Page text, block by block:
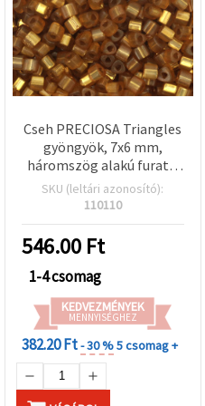
Cseh PRECIOSA Triangles
gyöngyök, 7x6 mm,
háromszög alakú furat 2
mm, aranyszín,
ezüstszínű belsővel, 15 g
SKU (leltári azonosító):
110110
546.00 Ft
1-4 csomag
KEDVEZMÉNYEK
MENNYISÉGHEZ
382.20 Ft- 30 %5 csomag +